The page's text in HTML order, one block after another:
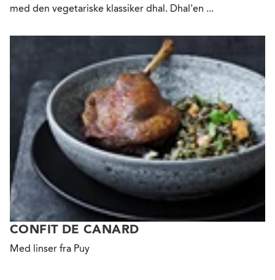
med den vegetariske klassiker dhal. Dhal'en ...
CONFIT DE CANARD
Med linser fra Puy